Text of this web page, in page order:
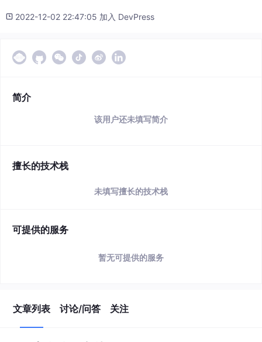
2022-12-02 22:47:05 加入 DevPress
简介
该用户还未填写简介
擅长的技术栈
未填写擅长的技术栈
可提供的服务
暂无可提供的服务
文章列表 讨论/问答 关注